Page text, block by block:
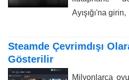
Ayışığı'na girin,
Steamde Çevrimdışı
Gösterilir
Milyonlarca